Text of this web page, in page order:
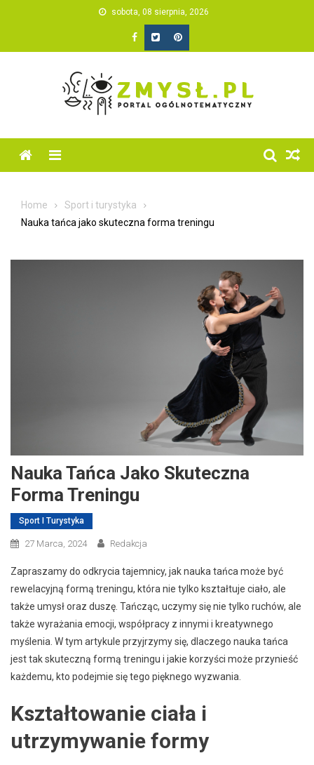
sobota, 08 sierpnia, 2026
Home
Sport i turystyka
Nauka tańca jako skuteczna forma treningu
Nauka Tańca Jako Skuteczna
Forma Treningu
Sport I Turystyka
27 Marca, 2024 Redakcja
Zapraszamy do odkrycia tajemnicy, jak nauka tańca może być
rewelacyjną formą treningu, która nie tylko kształtuje ciało, ale
także umysł oraz duszę. Tańcząc, uczymy się nie tylko ruchów, ale
także wyrażania emocji, współpracy z innymi i kreatywnego
myślenia. W tym artykule przyjrzymy się, dlaczego nauka tańca
jest tak skuteczną formą treningu i jakie korzyści może przynieść
każdemu, kto podejmie się tego pięknego wyzwania.
Kształtowanie ciała i
utrzymywanie formy